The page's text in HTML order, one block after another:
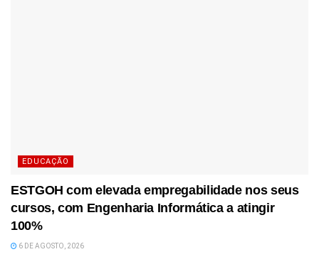
EDUCAÇÃO
ESTGOH com elevada empregabilidade nos seus
cursos, com Engenharia Informática a atingir
100%
6 DE AGOSTO, 2026